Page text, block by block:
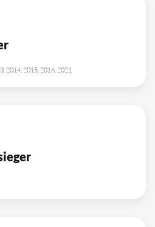
2014, 2015, 2016, 2021